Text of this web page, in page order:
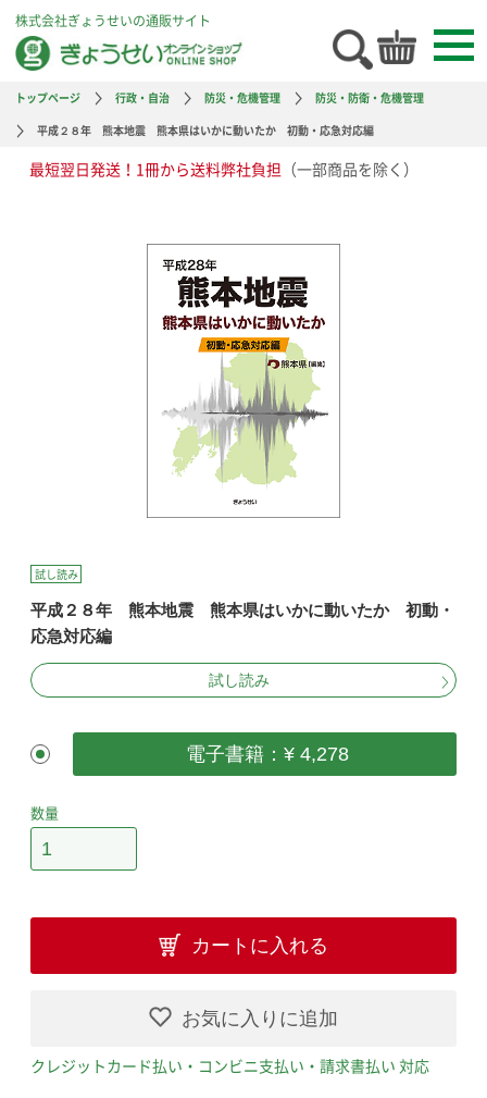
株式会社ぎょうせいの通販サイト
トップページ 行政・自治 防災・危機管理
防災・防衛・危機管理
平成２８年 熊本地震 熊本県はいかに動いたか 初動・応急対応編
最短翌日発送！1冊から送料弊社負担 （一部商品を除く）
試し読み
平成２８年 熊本地震 熊本県はいかに動いたか 初動・
応急対応編
試し読み
電子書籍：¥ 4,278
数量
カートに入れる
お気に入りに追加
クレジットカード払い・コンビニ支払い・請求書払い 対応